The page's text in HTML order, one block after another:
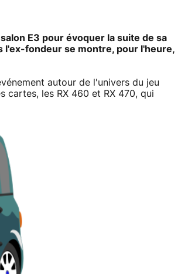
E3 pour évoquer la suite de sa
l'ex-fondeur se montre, pour l'heure,
autour de l'univers du jeu
cartes, les RX 460 et RX 470, qui